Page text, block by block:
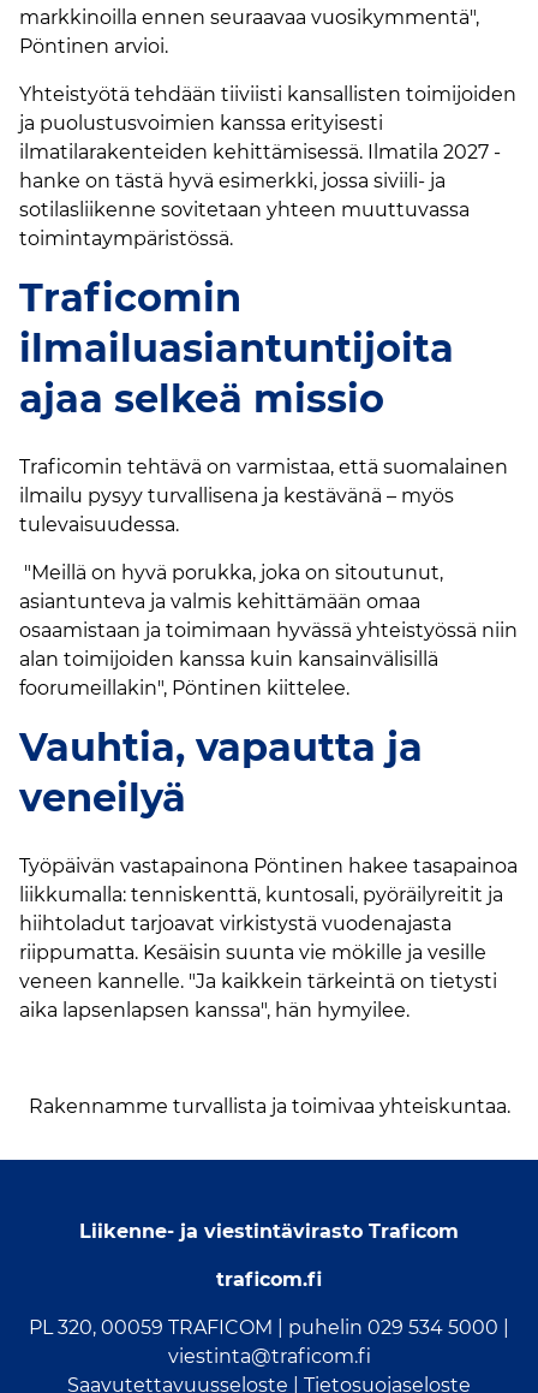
markkinoilla ennen seuraavaa vuosikymmentä",
Pöntinen arvioi.
Yhteistyötä tehdään tiiviisti kansallisten toimijoiden
ja puolustusvoimien kanssa erityisesti
ilmatilarakenteiden kehittämisessä. Ilmatila 2027 -
hanke on tästä hyvä esimerkki, jossa siviili- ja
sotilasliikenne sovitetaan yhteen muuttuvassa
toimintaympäristössä.
Traficomin
ilmailuasiantuntijoita
ajaa selkeä missio
Traficomin tehtävä on varmistaa, että suomalainen
ilmailu pysyy turvallisena ja kestävänä – myös
tulevaisuudessa.
"Meillä on hyvä porukka, joka on sitoutunut,
asiantunteva ja valmis kehittämään omaa
osaamistaan ja toimimaan hyvässä yhteistyössä niin
alan toimijoiden kanssa kuin kansainvälisillä
foorumeillakin", Pöntinen kiittelee.
Vauhtia, vapautta ja
veneilyä
Työpäivän vastapainona Pöntinen hakee tasapainoa
liikkumalla: tenniskenttä, kuntosali, pyöräilyreitit ja
hiihtoladut tarjoavat virkistystä vuodenajasta
riippumatta. Kesäisin suunta vie mökille ja vesille
veneen kannelle. "Ja kaikkein tärkeintä on tietysti
aika lapsenlapsen kanssa", hän hymyilee.
Rakennamme turvallista ja toimivaa yhteiskuntaa.
Liikenne- ja viestintävirasto Traficom
traficom.fi
PL 320, 00059 TRAFICOM | puhelin 029 534 5000
viestinta@traficom.fi
Saavutettavuusseloste
Tietosuojaseloste